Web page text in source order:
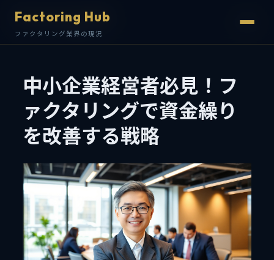
Factoring Hub
ファクタリング業界の現況
Factoring Hub
ファクタリング業界の現況
中小企業経営者必見！フ
ァクタリングで資金繰り
を改善する戦略